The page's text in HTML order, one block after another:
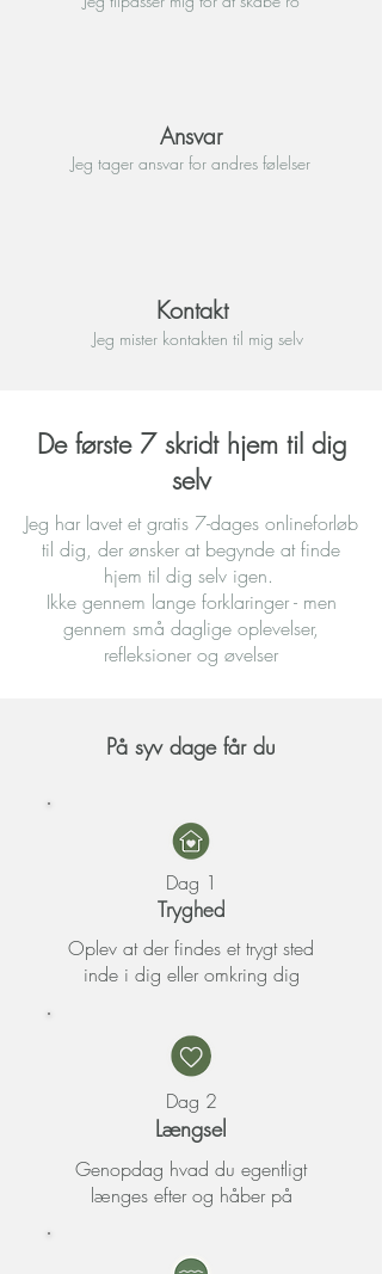
Ansvar
Jeg tager ansvar for andres følelser
Kontakt
Jeg mister kontakten til mig selv
De første 7 skridt hjem til dig
selv
Jeg har lavet et gratis 7-dages onlineforløb
til dig, der ønsker at begynde at finde
hjem til dig selv igen.
Ikke gennem lange forklaringer - men
gennem små daglige oplevelser,
refleksioner og øvelser
På syv dage får du
Dag 1
Tryghed
Oplev at der findes et trygt sted
inde i dig eller omkring dig
Dag 2
Længsel
Genopdag hvad du egentligt
længes efter og håber på